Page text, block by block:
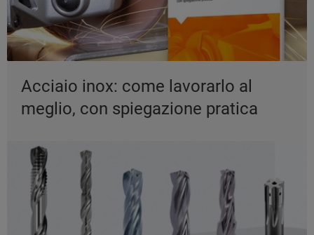
Acciaio inox: come lavorarlo al
meglio, con spiegazione pratica